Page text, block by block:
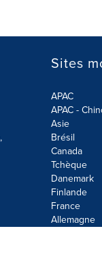
Sites
APAC
APAC -
Asie
Brésil
Canada
Tchèque
Danemark
Finlande
France
Allemagne